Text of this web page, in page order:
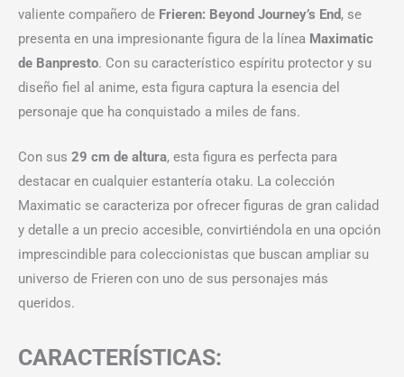
valiente compañero de Frieren: Beyond Journey’s End, se
presenta en una impresionante figura de la línea Maximatic
de Banpresto. Con su característico espíritu protector y su
diseño fiel al anime, esta figura captura la esencia del
personaje que ha conquistado a miles de fans.
Con sus 29 cm de altura, esta figura es perfecta para
destacar en cualquier estantería otaku. La colección
Maximatic se caracteriza por ofrecer figuras de gran calidad
y detalle a un precio accesible, convirtiéndola en una opción
imprescindible para coleccionistas que buscan ampliar su
universo de Frieren con uno de sus personajes más
queridos.
CARACTERÍSTICAS: